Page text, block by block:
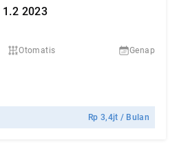
1.2 2023
Otomatis Genap
Rp3,4jt / Bulan